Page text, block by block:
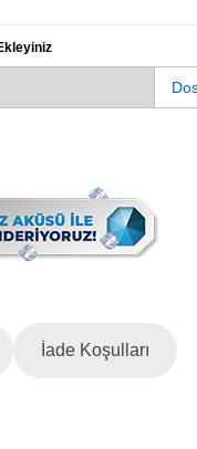
İade Koşulları